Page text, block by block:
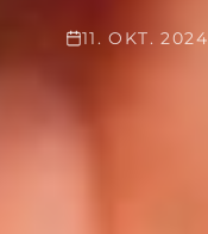
11. OKT. 2024